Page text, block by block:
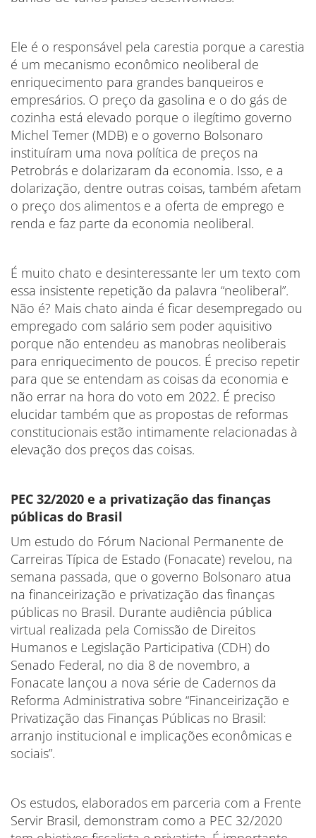
Ele é o responsável pela carestia porque a carestia
é um mecanismo econômico neoliberal de
enriquecimento para grandes banqueiros e
empresários. O preço da gasolina e o do gás de
cozinha está elevado porque o ilegítimo governo
Michel Temer (MDB) e o governo Bolsonaro
instituíram uma nova política de preços na
Petrobrás e dolarizaram da economia. Isso, e a
dolarização, dentre outras coisas, também afetam
o preço dos alimentos e a oferta de emprego e
renda e faz parte da economia neoliberal.
É muito chato e desinteressante ler um texto com
essa insistente repetição da palavra “neoliberal”.
Não é? Mais chato ainda é ficar desempregado ou
empregado com salário sem poder aquisitivo
porque não entendeu as manobras neoliberais
para enriquecimento de poucos. É preciso repetir
para que se entendam as coisas da economia e
não errar na hora do voto em 2022. É preciso
elucidar também que as propostas de reformas
constitucionais estão intimamente relacionadas à
elevação dos preços das coisas.
PEC 32/2020 e a privatização das finanças
públicas do Brasil
Um estudo do Fórum Nacional Permanente de
Carreiras Típica de Estado (Fonacate) revelou, na
semana passada, que o governo Bolsonaro atua
na financeirização e privatização das finanças
públicas no Brasil. Durante audiência pública
virtual realizada pela Comissão de Direitos
Humanos e Legislação Participativa (CDH) do
Senado Federal, no dia 8 de novembro, a
Fonacate lançou a nova série de Cadernos da
Reforma Administrativa sobre “Financeirização e
Privatização das Finanças Públicas no Brasil:
arranjo institucional e implicações econômicas e
sociais”.
Os estudos, elaborados em parceria com a Frente
Servir Brasil, demonstram como a PEC 32/2020